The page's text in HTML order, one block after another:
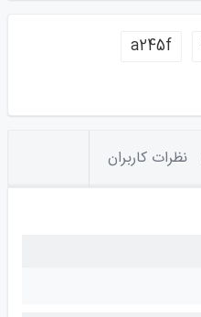
a245f
نظرات کاربران